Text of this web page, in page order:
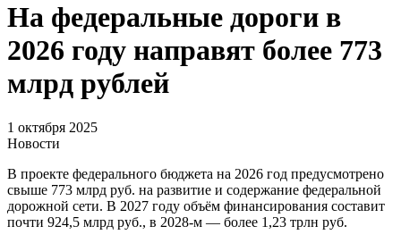
На федеральные дороги в
2026 году направят более 773
млрд рублей
1 октября 2025
Новости
В проекте федерального бюджета на 2026 год предусмотрено
свыше 773 млрд руб. на развитие и содержание федеральной
дорожной сети. В 2027 году объём финансирования составит
почти 924,5 млрд руб., в 2028-м — более 1,23 трлн руб.